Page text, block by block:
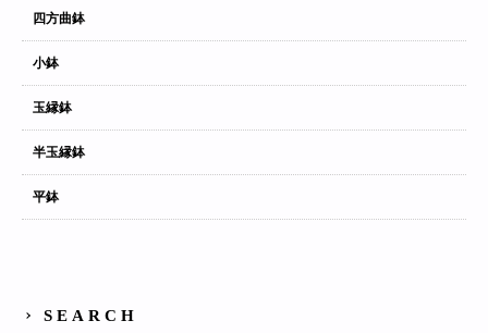
四方曲鉢
小鉢
玉縁鉢
半玉縁鉢
平鉢
SEARCH